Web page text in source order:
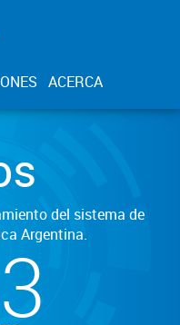
ACERCA
del sistema de
Argentina.